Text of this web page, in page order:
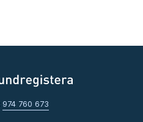
974 760 673